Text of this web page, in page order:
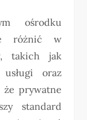
ośrodku
różnić w
takich jak
oraz
że prywatne
standard